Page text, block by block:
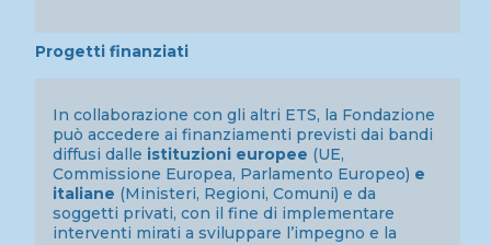
Progetti finanziati
In collaborazione con gli altri ETS, la Fondazione
può accedere ai finanziamenti previsti dai bandi
diffusi dalle istituzioni europee (UE,
Commissione Europea, Parlamento Europeo) e
italiane (Ministeri, Regioni, Comuni) e da
soggetti privati, con il fine di implementare
interventi mirati a sviluppare l’impegno e la